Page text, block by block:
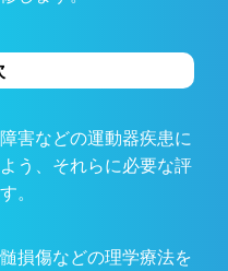
害などの運動器疾患に
う、それらに必要な評
。
損傷などの理学療法を